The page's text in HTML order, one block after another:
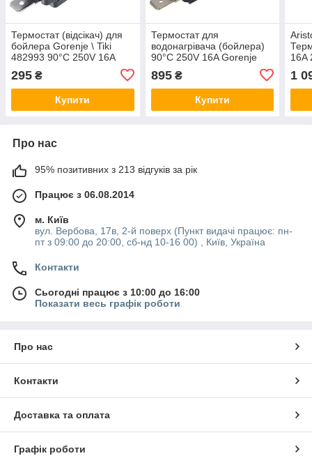
Термостат (відсікач) для
бойлера Gorenje \ Tiki
482993 90°С 250V 16A
295 ₴
Купити
Термостат для
водонагрівача (бойлера)
90°С 250V 16A Gorenje
895₴
Купити
16A
1
Про нас
95% позитивних з 213 відгуків за рік
Працює з 06.08.2014
м. Київ
вул. Вербова, 17в, 2-й поверх (Пункт видачі працює: пн-
пт з 09:00 до 20:00, сб-нд 10-16 00) , Київ, Україна
Контакти
Сьогодні працює з 10:00 до 16:00
Показати весь графік роботи
Про нас
Контакти
Доставка та оплата
Графік роботи